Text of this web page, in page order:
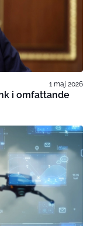
1 maj 2026
i omfattande